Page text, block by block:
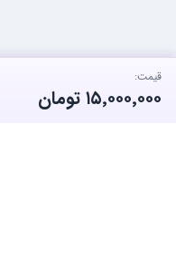
قیمت:
۱۵٬۰۰۰٬۰۰۰تومان